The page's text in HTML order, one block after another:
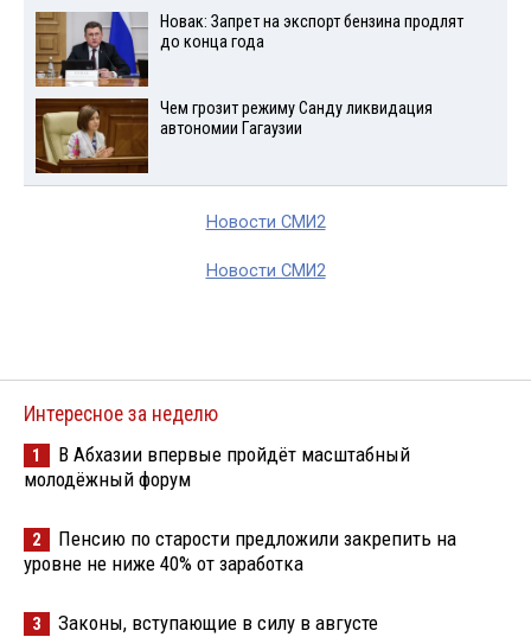
Новак: Запрет на экспорт бензина продлят
до конца года
Чем грозит режиму Санду ликвидация
автономии Гагаузии
Новости СМИ2
Новости СМИ2
Интересное за неделю
1
В Абхазии впервые пройдёт масштабный
молодёжный форум
2
Пенсию по старости предложили закрепить на
уровне не ниже 40% от заработка
3 Законы, вступающие в силу в августе